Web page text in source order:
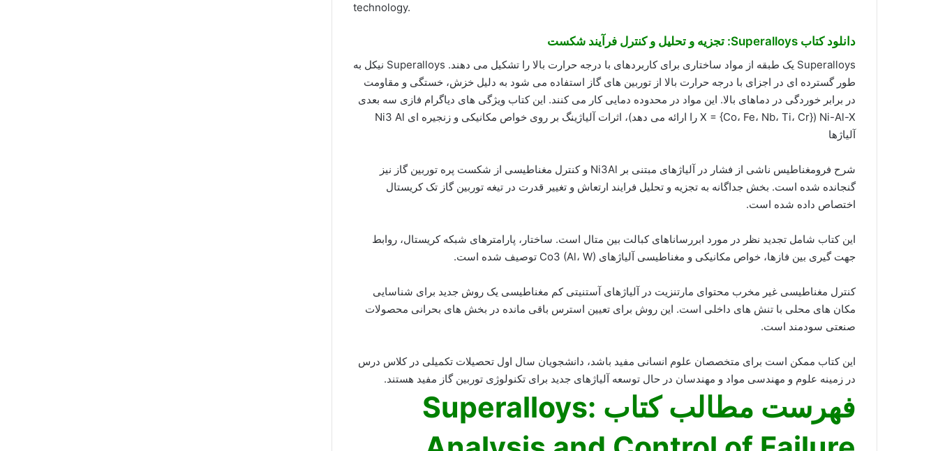
technology.
دانلود کتاب Superalloys: تجزیه و تحلیل و کنترل فرآیند شکست
Superalloys یک طبقه از مواد ساختاری برای کاربردهای با درجه حرارت بالا را تشکیل می دهند. Superalloys نیکل به
طور گسترده ای در اجزای با درجه حرارت بالا از توربین های گاز استفاده می شود به دلیل خزش، خستگی و مقاومت
در برابر خوردگی در دماهای بالا. این مواد در محدوده دمایی کار می کنند. این کتاب ویژگی های دیاگرام فازی سه بعدی
Ni-Al-X (X = {Co، Fe، Nb، Ti، Cr} را ارائه می دهد)، اثرات آلیاژینگ بر روی خواص مکانیکی و زنجیره ای Ni3 Al
آلیاژها
شرح فرومغناطیس ناشی از فشار در آلیاژهای مبتنی بر Ni3Al و کنترل مغناطیسی از شکست پره توربین گاز نیز
گنجانده شده است. بخش جداگانه به تجزیه و تحلیل فرایند ارتعاش و تغییر قدرت در تیغه توربین گاز تک کریستال
اختصاص داده شده است.
این کتاب شامل تجدید نظر در مورد ابررساناهای کبالت بین متال است. ساختار، پارامترهای شبکه کریستال، روابط
جهت گیری بین فازها، خواص مکانیکی و مغناطیسی آلیاژهای Co3 (Al، W) توصیف شده است.
کنترل مغناطیسی غیر مخرب محتوای مارتنزیت در آلیاژهای آستنیتی کم مغناطیسی یک روش جدید برای شناسایی
مکان های محلی با تنش های داخلی است. این روش برای تعیین استرس باقی مانده در بخش های بحرانی محصولات
صنعتی سودمند است.
این کتاب ممکن است برای متخصصان علوم انسانی مفید باشد، دانشجویان سال اول تحصیلات تکمیلی در کلاس درس
در زمینه علوم و مهندسی مواد و مهندسان در حال توسعه آلیاژهای جدید برای تکنولوژی توربین گاز مفید هستند.
فهرست مطالب کتاب Superalloys: